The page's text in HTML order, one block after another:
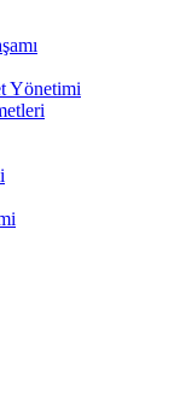
Yönetimi